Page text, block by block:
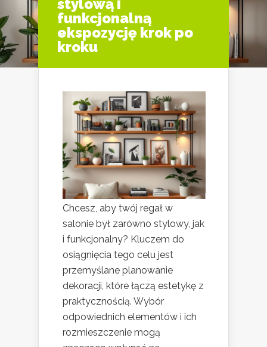
stylową i
funkcjonalną
ekspozycję krok po
kroku
Chcesz, aby twój regał w
salonie był zarówno stylowy, jak
i funkcjonalny? Kluczem do
osiągnięcia tego celu jest
przemyślane planowanie
dekoracji, które łączą estetykę z
praktycznością. Wybór
odpowiednich elementów i ich
rozmieszczenie mogą